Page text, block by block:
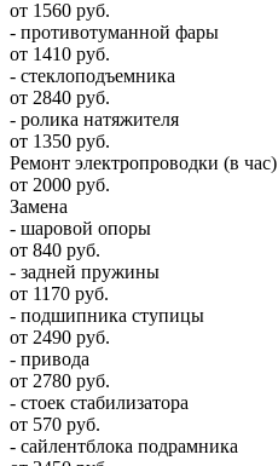
от 1560 руб.
- противотуманной фары
от 1410 руб.
- стеклоподъемника
от 2840 руб.
- ролика натяжителя
от 1350 руб.
Ремонт электропроводки (в час)
от 2000 руб.
Замена
- шаровой опоры
от 840 руб.
- задней пружины
от 1170 руб.
- подшипника ступицы
от 2490 руб.
- привода
от 2780 руб.
- стоек стабилизатора
от 570 руб.
- сайлентблока подрамника